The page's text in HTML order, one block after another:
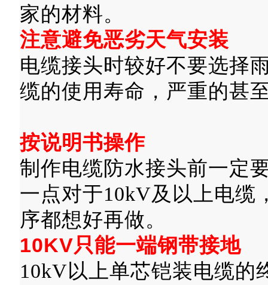
家的材料。
注意避免恶劣天气安装
电缆接头时较好不要选择
缆的使用寿命，严重的甚
按说明书操作
制作电缆防水接头前一定
一点对于10kV及以上电缆
序都想好再做。
10KV只能一端钢带接地
10kV以上单芯铠装电缆的